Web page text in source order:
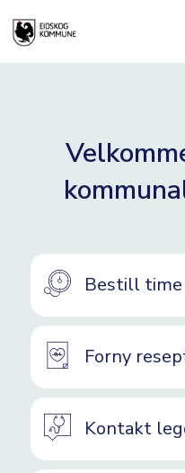
Bestill time
Forny
Kontakt